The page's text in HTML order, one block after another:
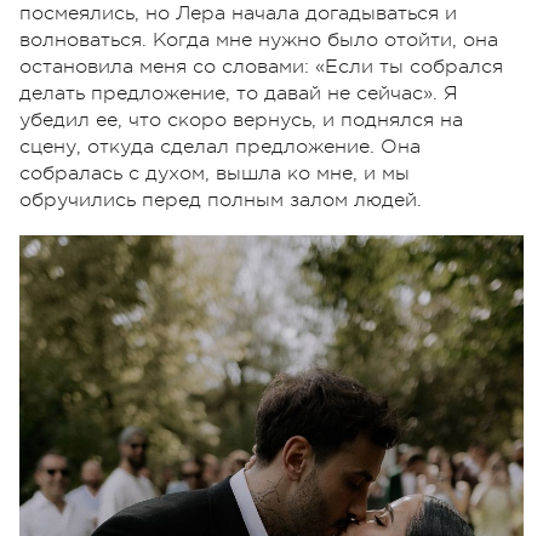
посмеялись, но Лера начала догадываться и
волноваться. Когда мне нужно было отойти, она
остановила меня со словами: «Если ты собрался
делать предложение, то давай не сейчас». Я
убедил ее, что скоро вернусь, и поднялся на
сцену, откуда сделал предложение. Она
собралась с духом, вышла ко мне, и мы
обручились перед полным залом людей.